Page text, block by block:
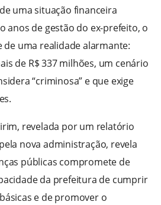
uma situação financeira
anos de gestão do ex-prefeito, o
de uma realidade alarmante:
de R$ 337 milhões, um cenário
“criminosa” e que exige
revelada por um relatório
nova administração, revela
públicas compromete de
da prefeitura de cumprir
e de promover o